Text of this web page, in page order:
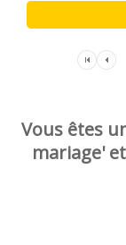
Vous êtes
mariage'